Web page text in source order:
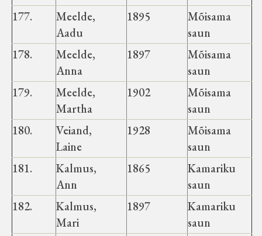
177.
Meelde,
Aadu
1895
Mõisama
saun
178.
Meelde,
Anna
1897
Mõisama
saun
179.
Meelde,
Martha
1902
Mõisama
saun
180.
Veiand,
Laine
1928
Mõisama
saun
181.
Kalmus,
Ann
1865
Kamariku
saun
182.
Kalmus,
Mari
1897
Kamariku
saun